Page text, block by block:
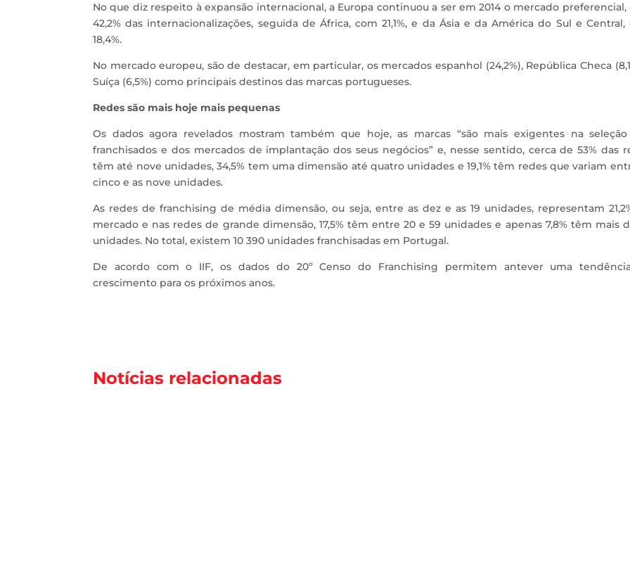
No que diz respeito à expansão internacional, a Europa continuou a ser em 2014 o mercado preferencial,
42,2% das internacionalizações, seguida de África, com 21,1%, e da Ásia e da América do Sul e Central,
18,4%.
No mercado europeu, são de destacar, em particular, os mercados espanhol (24,2%), República Checa
Suíça (6,5%) como principais destinos das marcas portugueses.
Redes são mais hoje mais pequenas
Os dados agora revelados mostram também que hoje, as marcas “são mais exigentes na
franchisados e dos mercados de implantação dos seus negócios” e, nesse sentido, cerca de 53% das
têm até nove unidades, 34,5% tem uma dimensão até quatro unidades e 19,1% têm redes que variam
cinco e as nove unidades.
As redes de franchising de média dimensão, ou seja, entre as dez e as 19 unidades, representam
mercado e nas redes de grande dimensão, 17,5% têm entre 20 e 59 unidades e apenas 7,8% têm mais
unidades. No total, existem 10 390 unidades franchisadas em Portugal.
De acordo com o IIF, os dados do 20º Censo do Franchising permitem antever uma
crescimento para os próximos anos.
Notícias relacionadas